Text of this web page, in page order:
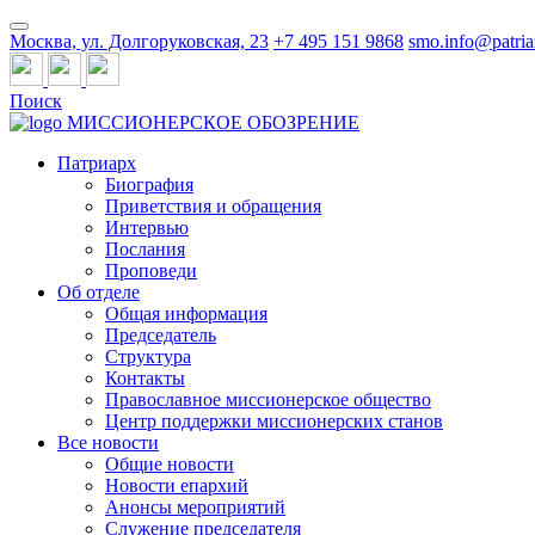
Москва, ул. Долгоруковская, 23 +7 495 151 9868
Поиск
МИССИОНЕРСКОЕ ОБОЗРЕНИЕ
Патриарх
Биография
Приветствия и обращения
Интервью
Послания
Проповеди
Об отделе
Общая информация
Председатель
Структура
Контакты
Православное миссионерское общество
Центр поддержки миссионерских станов
Все новости
Общие новости
Новости епархий
Анонсы мероприятий
Служение председателя